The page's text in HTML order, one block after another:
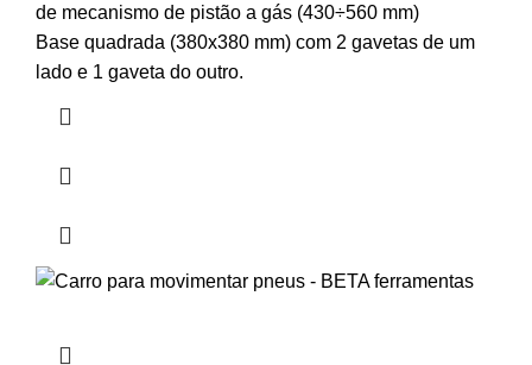
de mecanismo de pistão a gás (430÷560 mm)
Base quadrada (380x380 mm) com 2 gavetas de um
lado e 1 gaveta do outro.